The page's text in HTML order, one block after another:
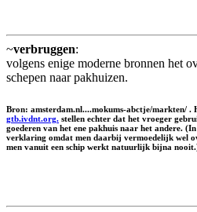
~verbruggen:
volgens enige moderne bronnen het
schepen naar pakhuizen.
Bron: amsterdam.nl....mokums-abctje/markten/ .
gtb.ivdnt.org. stellen echter dat het vroeger
goederen van het ene pakhuis naar het andere.
verklaring omdat men daarbij vermoedelijk wel
men vanuit een schip werkt natuurlijk bijna